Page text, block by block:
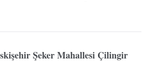
Şeker Mahallesi Çilingir